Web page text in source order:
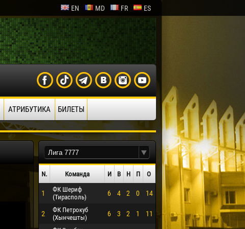
EN MD FR ES
АТРИБУТИКА БИЛЕТЫ
N. Команда И В Н П О
1
ФК Шериф
(Тирасполь)
6 4 2 0 14
2
ФК Петрокуб
(Хынчешты)
6 3 2 1 11